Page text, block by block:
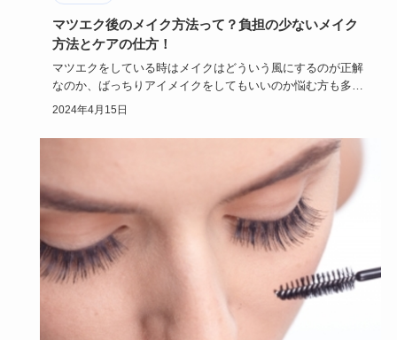
マツエク後のメイク方法って？負担の少ないメイク
方法とケアの仕方！
マツエクをしている時はメイクはどういう風にするのが正解
なのか、ばっちりアイメイクをしてもいいのか悩む方も多い
のではないでし…
2024年4月15日